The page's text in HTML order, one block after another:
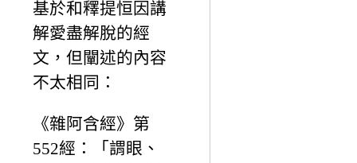
基於和釋提恒因講
解愛盡解脫的經
文，但闡述的內容
不太相同：
《雜阿含經》第
552經：「謂眼、